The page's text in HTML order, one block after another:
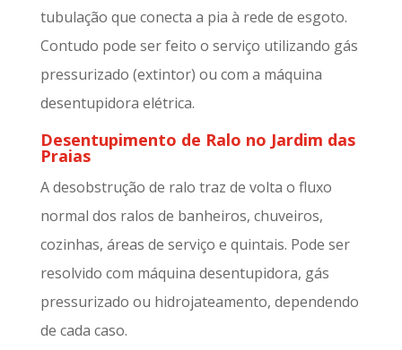
tubulação que conecta a pia à rede de esgoto.
Contudo pode ser feito o serviço utilizando gás
pressurizado (extintor) ou com a máquina
desentupidora elétrica.
Desentupimento de Ralo no Jardim das
Praias
A desobstrução de ralo traz de volta o fluxo
normal dos ralos de banheiros, chuveiros,
cozinhas, áreas de serviço e quintais. Pode ser
resolvido com máquina desentupidora, gás
pressurizado ou hidrojateamento, dependendo
de cada caso.